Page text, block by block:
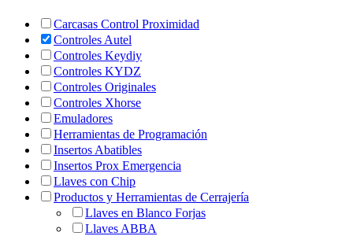
Carcasas Control Proximidad
Controles Autel
Controles Keydiy
Controles KYDZ
Controles Originales
Controles Xhorse
Emuladores
Herramientas de Programación
Insertos Abatibles
Insertos Prox Emergencia
Llaves con Chip
Productos y Herramientas de Cerrajería
Llaves en Blanco Forjas
Llaves ABBA